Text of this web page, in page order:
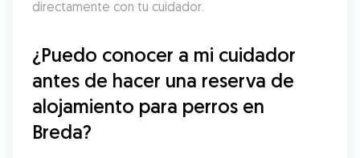
directamente con tu cuidador.
¿Puedo conocer a mi cuidador
antes de hacer una reserva de
alojamiento para perros en
Breda?